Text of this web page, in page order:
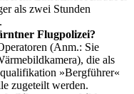
als zwei Stunden
Flugpolizei?
(Anm.: Sie
die als
»Bergführer«
zugeteilt werden.